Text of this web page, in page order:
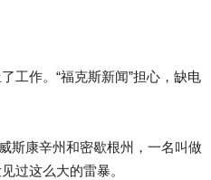
工作。“福克斯新闻”担心，缺电
斯康辛州和密歇根州，一名叫做
过这么大的雷暴。